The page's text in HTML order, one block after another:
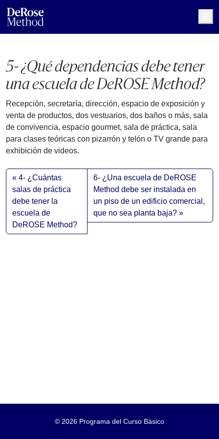
5- ¿Qué dependencias debe tener
una escuela de DeROSE Method?
Recepción, secretaría, dirección, espacio de exposición y
venta de productos, dos vestuarios, dos baños o más, sala
de convivencia, espacio gourmet, sala de práctica, sala
para clases teóricas con pizarrón y telón o TV grande para
exhibición de videos.
4- ¿Cuántas
salas de práctica
debe tener la
escuela de
DeROSE Method?
6- ¿Una escuela de DeROSE
Method debe ser instalada en
un piso de un edificio comercial,
que no sea planta baja?
© 2026 Programa del Curso Básico